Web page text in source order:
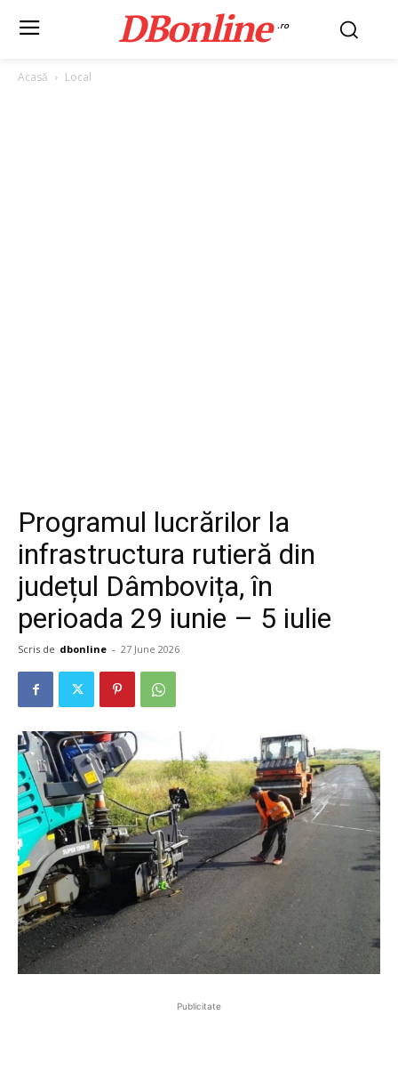
DBonline .ro
Acasă Local
Programul lucrărilor la
infrastructura rutieră din
județul Dâmbovița, în
perioada 29 iunie – 5 iulie
Scris de dbonline - 27 June 2026
Publicitate